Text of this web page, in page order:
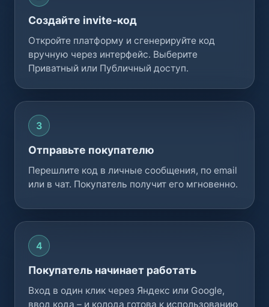
Создайте invite-код
Откройте платформу и сгенерируйте код
вручную через интерфейс. Выберите
Приватный или Публичный доступ.
Отправьте покупателю
Перешлите код в личные сообщения, по email
или в чат. Покупатель получит его мгновенно.
Покупатель начинает работать
Вход в один клик через Яндекс или Google,
ввод кода – и колода готова к использованию